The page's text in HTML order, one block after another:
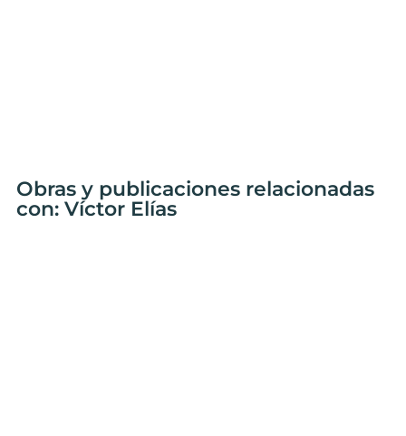
Obras y publicaciones relacionadas
con: Víctor Elías